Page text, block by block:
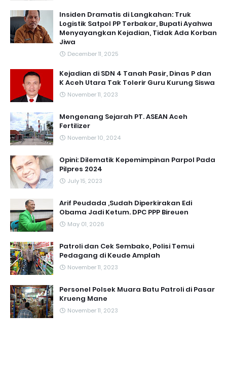
Insiden Dramatis di Langkahan: Truk
Logistik Satpol PP Terbakar, Bupati Ayahwa
Menyayangkan Kejadian, Tidak Ada Korban
Jiwa
December 11, 2025
Kejadian di SDN 4 Tanah Pasir, Dinas P dan
K Aceh Utara Tak Tolerir Guru Kurung Siswa
November 11, 2023
Mengenang Sejarah PT. ASEAN Aceh
Fertilizer
November 10, 2024
Opini: Dilematik Kepemimpinan Parpol Pada
Pilpres 2024
July 15, 2023
Arif Peudada ,Sudah Diperkirakan Edi
Obama Jadi Ketum. DPC PPP Bireuen
May 01, 2026
Patroli dan Cek Sembako, Polisi Temui
Pedagang di Keude Amplah
November 11, 2023
Personel Polsek Muara Batu Patroli di Pasar
Krueng Mane
November 11, 2023